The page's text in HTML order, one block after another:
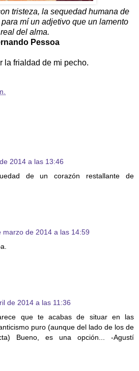
tristeza, la sequedad humana de
mí un adjetivo que un lamento
real del alma.
Pessoa
la frialdad de mi pecho.
2014 a las 13:46
de un corazón restallante de
marzo de 2014 a las 14:59
de 2014 a las 11:36
que te acabas de situar en las
puro (aunque del lado de los de
Bueno, es una opción... -Agustí